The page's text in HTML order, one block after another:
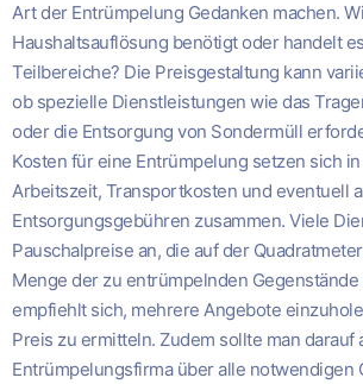
Art der Entrümpelung Gedanken machen.
Haushaltsauflösung benötigt oder handelt
Teilbereiche? Die Preisgestaltung kann
ob spezielle Dienstleistungen wie das
oder die Entsorgung von Sondermüll
Kosten für eine Entrümpelung setzen sich
Arbeitszeit, Transportkosten und eventuell
Entsorgungsgebühren zusammen. Viele
Pauschalpreise an, die auf der
Menge der zu entrümpelnden Gegenstände
empfiehlt sich, mehrere Angebote
Preis zu ermitteln. Zudem sollte man darauf
Entrümpelungsfirma über alle notwendigen